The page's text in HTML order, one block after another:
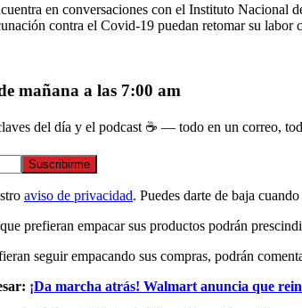
en conversaciones con el Instituto
contra el Covid-19 puedan retomar su labor
mañana a las 7:00 am
del día y el podcast ☕ — todo en un correo,
Suscribirme
aviso de privacidad. Puedes darte de baja
prefieran empacar sus productos podrán
seguir empacando sus compras, podrán
¡Da marcha atrás! Walmart anuncia que